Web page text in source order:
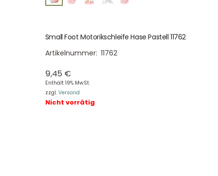
Small Foot Motorikschleife Hase Pastell 11762
Artikelnummer: 11762
9,45 €
Enthält 19% MwSt.
zzgl. Versand
Nicht vorrätig